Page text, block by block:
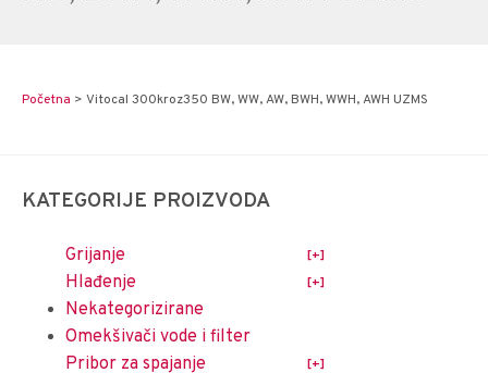
Početna > Vitocal 300kroz350 BW, WW, AW, BWH, WWH, AWH UZMS
KATEGORIJE PROIZVODA
Grijanje
Hlađenje
Nekategorizirane
Omekšivači vode i filter
Pribor za spajanje